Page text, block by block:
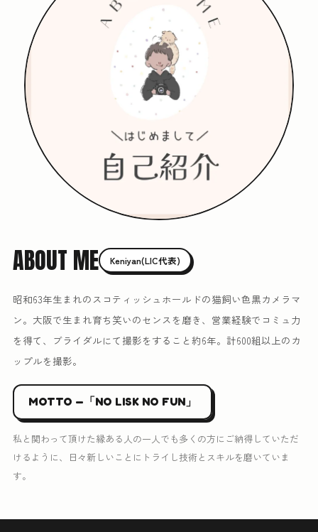
ABOUT ME Keniyan(LIC代表)
昭和63年生まれのスコティッシュホールドの猫飼い色黒カメラマ
ン。大阪で生まれ育ち笑いのセンスを磨き、営業経験でコミュ力
を得て、ブライダルにて撮影をすること約6年。計600組以上のカ
ップルを撮影。
MOTTO —「NO LISK NO FUN」
私と関わって頂けた縁ある人の一人でも多くの方にご納得していただ
けるように、日々新しいことにトライし技術とスキルを磨いていま
す。